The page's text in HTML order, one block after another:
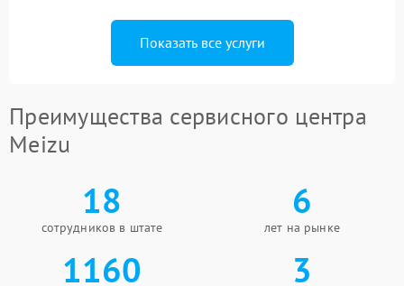
Показать все услуги
Преимущества сервисного центра
Meizu
18
сотрудников в штате
6
лет на рынке
1160 3